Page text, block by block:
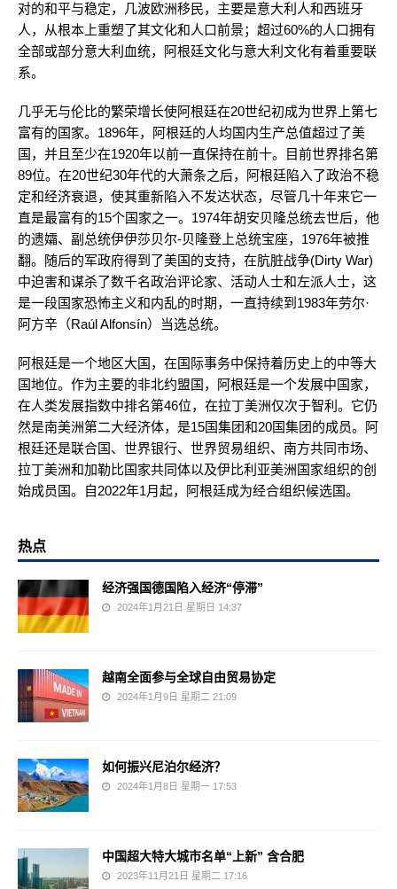
对的和平与稳定，几波欧洲移民，主要是意大利人和西班牙
人，从根本上重塑了其文化和人口前景；超过60%的人口拥有
全部或部分意大利血统，阿根廷文化与意大利文化有着重要联
系。
几乎无与伦比的繁荣增长使阿根廷在20世纪初成为世界上第七
富有的国家。1896年，阿根廷的人均国内生产总值超过了美
国，并且至少在1920年以前一直保持在前十。目前世界排名第
89位。在20世纪30年代的大萧条之后，阿根廷陷入了政治不稳
定和经济衰退，使其重新陷入不发达状态，尽管几十年来它一
直是最富有的15个国家之一。1974年胡安贝隆总统去世后，他
的遗孀、副总统伊伊莎贝尔-贝隆登上总统宝座，1976年被推
翻。随后的军政府得到了美国的支持，在肮脏战争(Dirty War)
中迫害和谋杀了数千名政治评论家、活动人士和左派人士，这
是一段国家恐怖主义和内乱的时期，一直持续到1983年劳尔·
阿方辛（Raúl Alfonsín）当选总统。
阿根廷是一个地区大国，在国际事务中保持着历史上的中等大
国地位。作为主要的非北约盟国，阿根廷是一个发展中国家，
在人类发展指数中排名第46位，在拉丁美洲仅次于智利。它仍
然是南美洲第二大经济体，是15国集团和20国集团的成员。阿
根廷还是联合国、世界银行、世界贸易组织、南方共同市场、
拉丁美洲和加勒比国家共同体以及伊比利亚美洲国家组织的创
始成员国。自2022年1月起，阿根廷成为经合组织候选国。
热点
经济强国德国陷入经济“停滞”
2024年1月21日 星期日 14:37
越南全面参与全球自由贸易协定
2024年1月9日 星期二 21:09
如何振兴尼泊尔经济？
2024年1月8日 星期一 17:53
中国超大特大城市名单“上新” 含合肥
2023年11月21日 星期二 17:16